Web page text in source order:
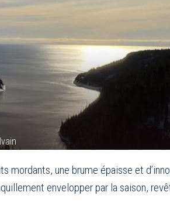
mordants, une brume épaisse et
envelopper par la saison,